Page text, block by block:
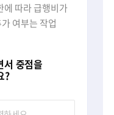
에 따라 급행비가
여부는 작업
서 중점을
?